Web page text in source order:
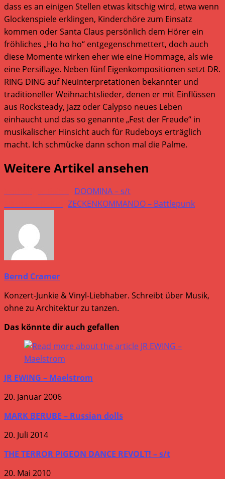
dass es an einigen Stellen etwas kitschig wird, etwa wenn
Glockenspiele erklingen, Kinderchöre zum Einsatz
kommen oder Santa Claus persönlich dem Hörer ein
fröhliches „Ho ho ho“ entgegenschmettert, doch auch
diese Momente wirken eher wie eine Hommage, als wie
eine Persiflage. Neben fünf Eigenkompositionen setzt DR.
RING DING auf Neuinterpretationen bekannter und
traditioneller Weihnachtslieder, denen er mit Einflüssen
aus Rocksteady, Jazz oder Calypso neues Leben
einhaucht und das so genannte „Fest der Freude“ in
musikalischer Hinsicht auch für Rudeboys erträglich
macht. Ich schmücke dann schon mal die Palme.
Weitere Artikel ansehen
DOOMINA – s/t
ZECKENKOMMANDO – Battlepunk
Bernd Cramer
Konzert-Junkie & Vinyl-Liebhaber. Schreibt über Musik,
ohne zu Architektur zu tanzen.
Das könnte dir auch gefallen
JR EWING – Maelstrom
20. Januar 2006
MARK BERUBE – Russian dolls
20. Juli 2014
THE TERROR PIGEON DANCE REVOLT! – s/t
20. Mai 2010